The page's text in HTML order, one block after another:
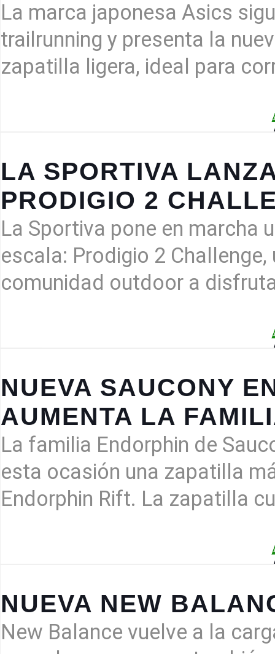
La marca japonesa Asics
trailrunning y presenta la
zapatilla ligera, ideal para
LA SPORTIVA
PRODIGIO 2
La Sportiva pone en marcha
escala: Prodigio 2
comunidad outdoor a
NUEVA SAUCONY
AUMENTA LA
La familia Endorphin de
esta ocasión una zapatilla
Endorphin Rift. La zapatilla
NUEVA NEW
New Balance vuelve a la